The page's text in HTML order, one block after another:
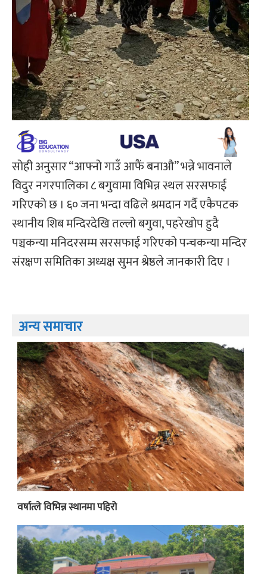
सोही अनुसार “आफ्नो गाउँ आफैं बनाऔ’’ भन्ने भावनाले
विदुर नगरपालिका ८ बगुवामा विभिन्न स्थल सरसफाई
गरिएको छ । ६० जना भन्दा वढिले श्रमदान गर्दै एकैपटक
स्थानीय शिब मन्दिरदेखि तल्लो बगुवा, पहरेखोप हुदै
पञ्चकन्या मनिदरसम्म सरसफाई गरिएको पन्चकन्या मन्दिर
संरक्षण समितिका अध्यक्ष सुमन श्रेष्ठले जानकारी दिए ।
अन्य समाचार
वर्षात्ले विभिन्न स्थानमा पहिरो